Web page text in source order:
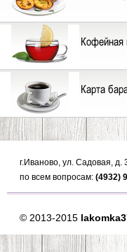
Кофейная
Карта
г.Иваново, ул. Садовая, д.
по всем вопросам: (4932)
© 2013-2015